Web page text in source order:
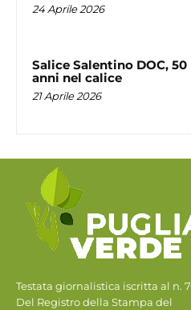
24 Aprile 2026
Salice Salentino DOC, 50
anni nel calice
21 Aprile 2026
Testata giornalistica iscritta al n. 7
Del Registro della Stampa del